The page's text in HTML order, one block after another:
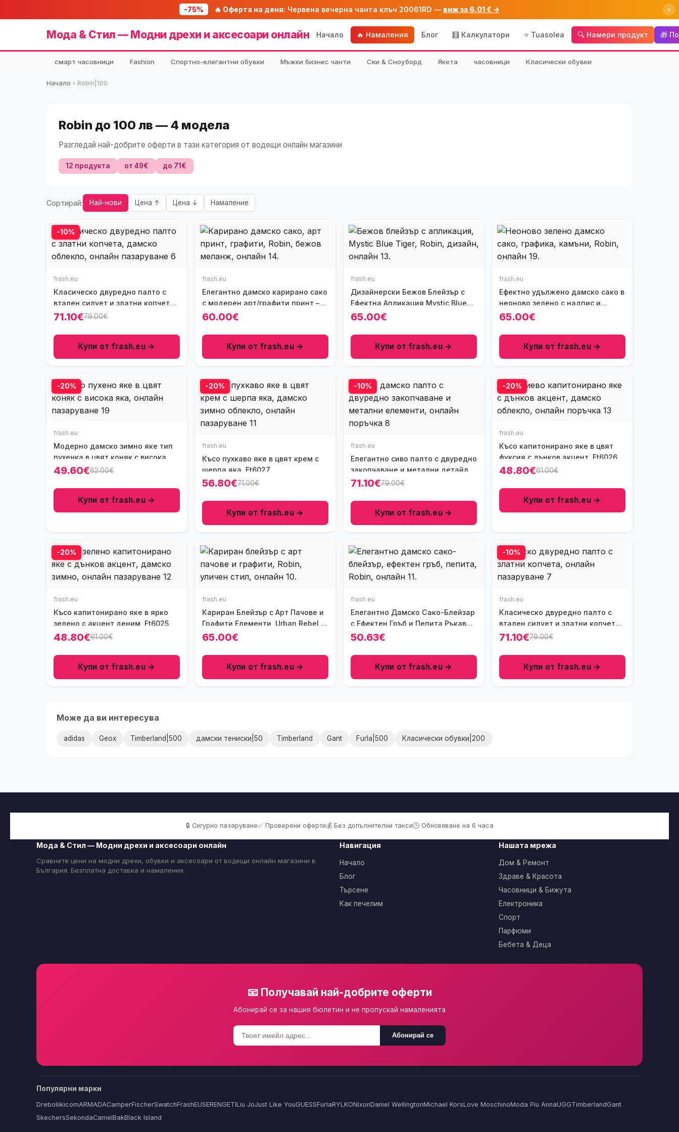
-75% 🔥 Оферта на деня: Червена вечерна чанта клъч 20061RD — виж за 6.01 € → ×
Мода & Стил — Модни дрехи и аксесоари онлайн Начало 🔥 Намаления Блог 🧮 Калкулатори ⭐ Tuasolea 🔍 Намери продукт 🎁
смарт часовници Fashion Спортно-елегантни обувки Мъжки бизнес чанти Ски & Сноуборд Якета часовници Класически обувки
Начало › Robin|100
Robin до 100 лв — 4 модела
Разгледай най-добрите оферти в тази категория от водещи онлайн магазини
12 продукта от 49€ до 71€
Сортирай: Най-нови Цена ↑ Цена ↓ Намаление
-10%
frash.eu
Класическо двуредно палто с
втален силует и златни копчета,
Ft7318-1
71.10€79.00€
Купи от frash.eu →
frash.eu
Елегантно дамско карирано сако
с модерен арт/графити принт –
Бежов меланж, Ft8753
60.00€
Купи от frash.eu →
frash.eu
Дизайнерски Бежов Блейзър с
Ефектна Апликация Mystic Blue
Tiger, Ft8756
65.00€
Купи от frash.eu →
frash.eu
Ефектно удължено дамско сако в
неоново зелено с надпис и
графика от камъни на гърба,
65.00€
Купи от frash.eu →
-20%
frash.eu
Модерно дамско зимно яке тип
пухенка в цвят коняк с висока
яка, 6011
49.60€62.00€
Купи от frash.eu →
-20%
frash.eu
Късо пухкаво яке в цвят крем с
шерпа яка, Ft6027
56.80€71.00€
Купи от frash.eu →
-10%
frash.eu
Елегантно сиво палто с двуредно
закопчаване и метални детайли,
Ft7317
71.10€79.00€
Купи от frash.eu →
-20%
frash.eu
Късо капитонирано яке в цвят
фуксия с дънков акцент, Ft6026
48.80€61.00€
Купи от frash.eu →
-20%
frash.eu
Късо капитонирано яке в ярко
зелено с акцент деним, Ft6025
48.80€61.00€
Купи от frash.eu →
frash.eu
Кариран Блейзър с Арт Пачове и
Графити Елементи, Urban Rebel,
Ft8758
65.00€
Купи от frash.eu →
frash.eu
Елегантно Дамско Сако-Блейзар
с Ефектен Гръб и Пепита Ръкави,
Ft8752
50.63€
Купи от frash.eu →
-10%
frash.eu
Класическо двуредно палто с
втален силует и златни копчета,
Ft7318
71.10€79.00€
Купи от frash.eu →
Може да ви интересува
adidas Geox Timberland|500 дамски тениски|50 Timberland Gant Furla|500 Класически обувки|200
🔒 Сигурно пазаруване✅ Проверени оферти💰 Без допълнителни такси🕒 Обновяване на 6 часа
Мода & Стил — Модни дрехи и аксесоари онлайн
Сравнете цени на модни дрехи, обувки и аксесоари от водещи онлайн магазини в
България. Безплатна доставка и намаления.
Навигация
Начало
Блог
Търсене
Как печелим
Нашата мрежа
Дом & Ремонт
Здраве & Красота
Часовници & Бижута
Електроника
Спорт
Парфюми
Бебета & Деца
📧 Получавай най-добрите оферти
Абонирай се за нашия бюлетин и не пропускай намаленията
Абонирай се
Популярни марки
DreboliikicomARMADACamperFischerSwatchFrashEUSERENGETILiu JoJust Like YouGUESSFurlaRYLKONixonDaniel WellingtonMichael KorsLove MoschinoModa Piu AnnaUGGTimberlandGant
SkechersSekondaCamelBakBlack Island